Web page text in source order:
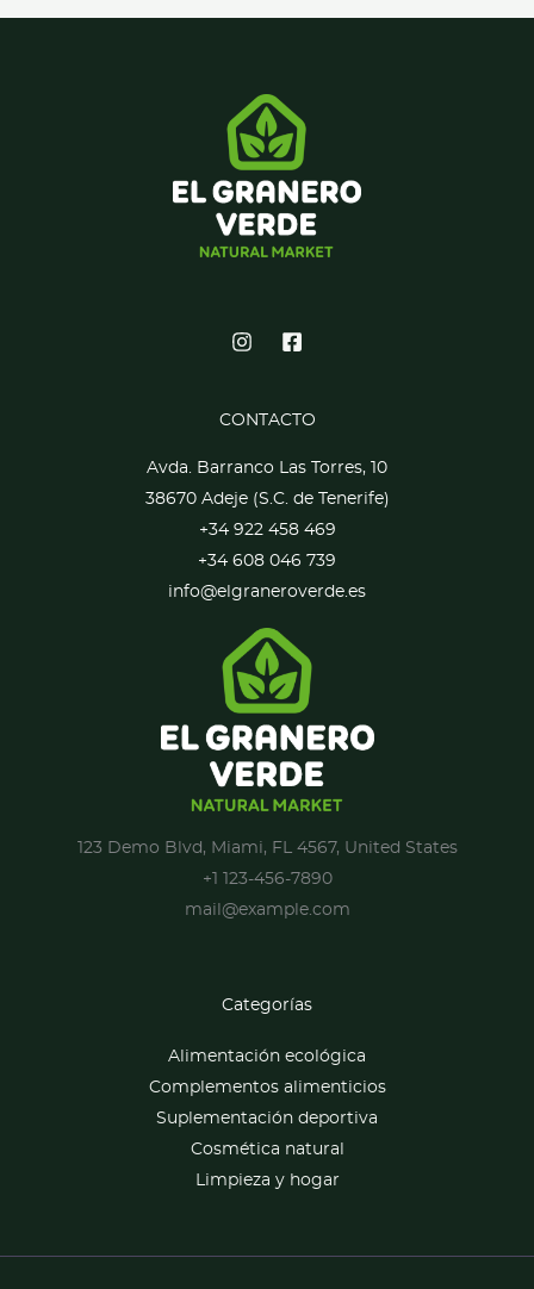
CONTACTO
Avda. Barranco Las Torres, 10
38670 Adeje (S.C. de Tenerife)
+34 922 458 469
+34 608 046 739
info@elgraneroverde.es
123 Demo Blvd, Miami, FL 4567, United States
+1 123-456-7890
mail@example.com
Categorías
Alimentación ecológica
Complementos alimenticios
Suplementación deportiva
Cosmética natural
Limpieza y hogar